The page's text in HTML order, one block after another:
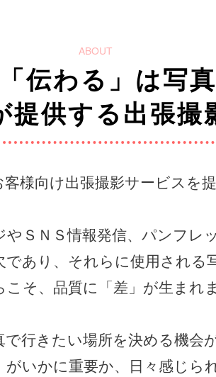
ABOUT
伝わる」は写
提供する出張撮
様向け出張撮影サービスを提
ＳＮＳ情報発信、パンフレッ
であり、それらに使用される
そ、品質に「差」が生まれま
行きたい場所を決める機会
いかに重要か、日々感じら